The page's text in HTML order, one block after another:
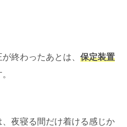
終わったあとは、 保定装置
夜寝る間だけ着ける感じか